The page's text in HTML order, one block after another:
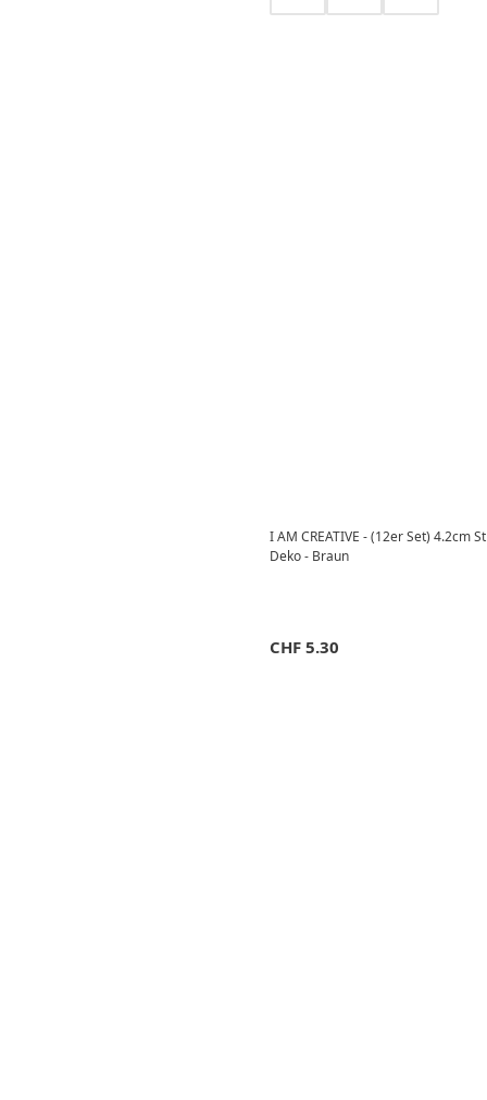
I AM CREATIVE - (12er Set) 4.2cm
Deko - Braun
CHF 5.30